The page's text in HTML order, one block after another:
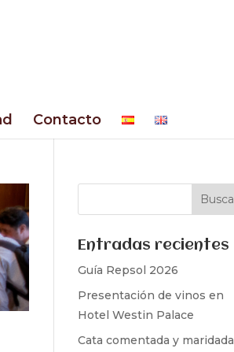
Contacto
Entradas recientes
Guía Repsol 2026
Presentación de vinos en
Hotel Westin Palace
Cata comentada y maridada